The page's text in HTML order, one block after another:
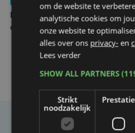
za 1 augustus | 22:36
Belgisch Solar Team met West-
eerst in VS
Taalfout
om de website te
analytische cookies om
onze website te
alles over ons privacy- en
Lees verder
SHOW ALL PARTNERS
Strikt
noodzakelijk
Prestatie